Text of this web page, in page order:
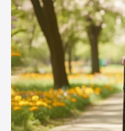
ษสมาชิก
สุขภาพ
กค้า